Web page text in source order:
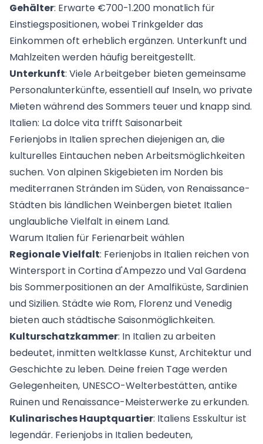
Gehälter: Erwarte €700-1.200 monatlich für
Einstiegspositionen, wobei Trinkgelder das
Einkommen oft erheblich ergänzen. Unterkunft und
Mahlzeiten werden häufig bereitgestellt.
Unterkunft: Viele Arbeitgeber bieten gemeinsame
Personalunterkünfte, essentiell auf Inseln, wo private
Mieten während des Sommers teuer und knapp sind.
Italien: La dolce vita trifft Saisonarbeit
Ferienjobs in Italiensprechen diejenigen an, die
kulturelles Eintauchen neben Arbeitsmöglichkeiten
suchen. Von alpinen Skigebieten im Norden bis
mediterranen Stränden im Süden, von Renaissance-
Städten bis ländlichen Weinbergen bietet Italien
unglaubliche Vielfalt in einem Land.
Warum Italien für Ferienarbeit wählen
Regionale Vielfalt: Ferienjobs in Italien reichen von
Wintersport in Cortina d'Ampezzo und Val Gardena
bis Sommerpositionen an der Amalfiküste, Sardinien
und Sizilien. Städte wie Rom, Florenz und Venedig
bieten auch städtische Saisonmöglichkeiten.
Kulturschatzkammer: In Italien zu arbeiten
bedeutet, inmitten weltklasse Kunst, Architektur und
Geschichte zu leben. Deine freien Tage werden
Gelegenheiten, UNESCO-Welterbestätten, antike
Ruinen und Renaissance-Meisterwerke zu erkunden.
Kulinarisches Hauptquartier: Italiens Esskultur ist
legendär. Ferienjobs in Italien bedeuten,